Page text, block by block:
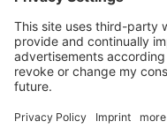
Barrierefreiheit
Wir bemühen uns, unsere
Einige Inhalte und
vollständig zugänglich.
benötigen, kontaktieren